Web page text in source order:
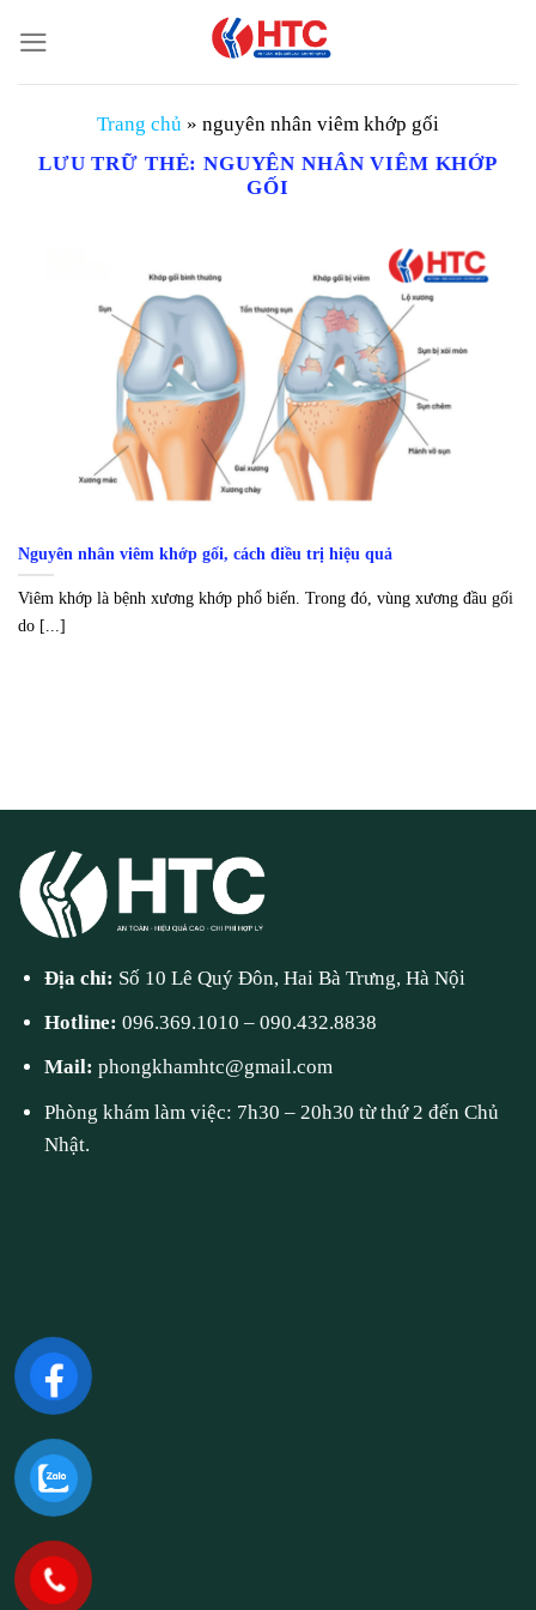
đến
nội
Trang chủ » nguyên nhân viêm khớp gối
LƯU TRỮ THẺ:NGUYÊN NHÂN VIÊM KHỚP
GỐI
Nguyên nhân viêm khớp gối, cách điều trị hiệu quả
Viêm khớp là bệnh xương khớp phổ biến. Trong đó, vùng xương đầu gối
do [...]
Địa chỉ: Số 10 Lê Quý Đôn, Hai Bà Trưng, Hà Nội
Hotline:096.369.1010 –090.432.8838
Mail:phongkhamhtc@gmail.com
Phòng khám làm việc: 7h30 – 20h30 từ thứ 2 đến Chủ
Nhật.